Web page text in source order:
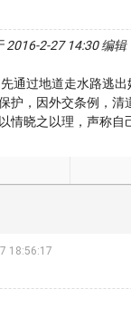
2016-2-27 14:30 编辑
通过地道走水路逃
护，因外交条例，清
情晓之以理，声称自
18:56:17